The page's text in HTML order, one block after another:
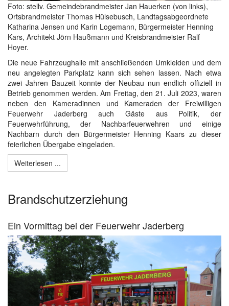
Foto: stellv. Gemeindebrandmeister Jan Hauerken (von links),
Ortsbrandmeister Thomas Hülsebusch, Landtagsabgeordnete
Katharina Jensen und Karin Logemann, Bürgermeister Henning
Kars, Architekt Jörn Haußmann und Kreisbrandmeister Ralf
Hoyer.
Die neue Fahrzeughalle mit anschließenden Umkleiden und dem
neu angelegten Parkplatz kann sich sehen lassen. Nach etwa
zwei Jahren Bauzeit konnte der Neubau nun endlich offiziell in
Betrieb genommen werden. Am Freitag, den 21. Juli 2023, waren
neben den Kameradinnen und Kameraden der Freiwilligen
Feuerwehr Jaderberg auch Gäste aus Politik, der
Feuerwehrführung, der Nachbarfeuerwehren und einige
Nachbarn durch den Bürgermeister Henning Kaars zu dieser
feierlichen Übergabe eingeladen.
Weiterlesen ...
Brandschutzerziehung
Ein Vormittag bei der Feuerwehr Jaderberg